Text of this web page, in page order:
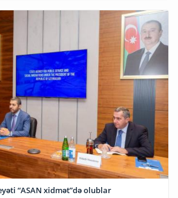
“ASAN xidmət”də olublar